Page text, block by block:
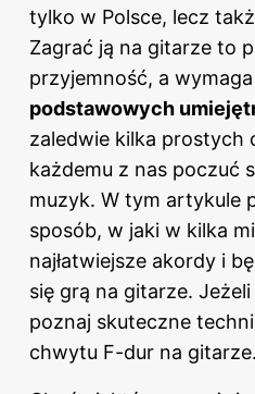
tylko w Polsce, lecz
Zagrać ją na gitarze to
przyjemność, a
podstawowych
zaledwie kilka
każdemu z nas poczuć
muzyk. W tym artykule
sposób, w jaki w kilka
najłatwiejsze akordy i
się grą na gitarze.
poznaj skuteczne
chwytu F-dur na gitarze.